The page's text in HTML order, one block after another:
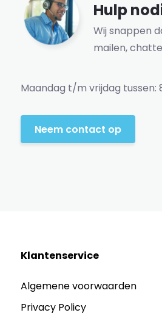
Hulp
Wij snappen
mailen,
Maandag t/m vrijdag tussen:
Neem contact op
Klantenservice
Algemene voorwaarden
Privacy Policy